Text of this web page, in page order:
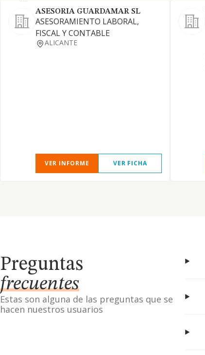
ASESORIA GUARDAMAR SL
ASESORAMIENTO LABORAL,
FISCAL Y CONTABLE
ALICANTE
VER INFORME VER FICHA
Preguntas
frecuentes
Estas son alguna de las preguntas que se
hacen nuestros usuarios